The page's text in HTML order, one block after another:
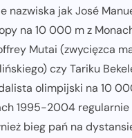
nazwiska jak José
na 10 000 m z
Mutai (zwycięzca
czy Tariku
olimpijski na 10
1995-2004 regularnie
bieg pań na